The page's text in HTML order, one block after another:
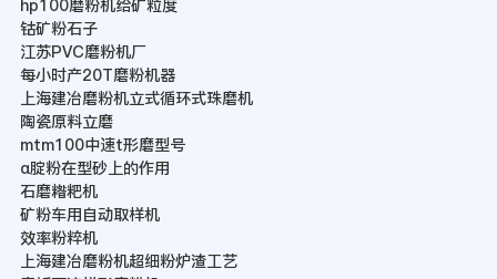
hp100磨粉机给矿粒度
钴矿粉石子
江苏PVC磨粉机厂
每小时产20T磨粉机器
上海建冶磨粉机立式循环式珠磨机
陶瓷原料立磨
mtm100中速t形磨型号
α腚粉在型砂上的作用
石磨糌粑机
矿粉车用自动取样机
效率粉粹机
上海建冶磨粉机超细粉炉渣工艺